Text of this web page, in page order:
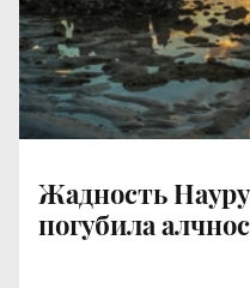
Жадность
погубила